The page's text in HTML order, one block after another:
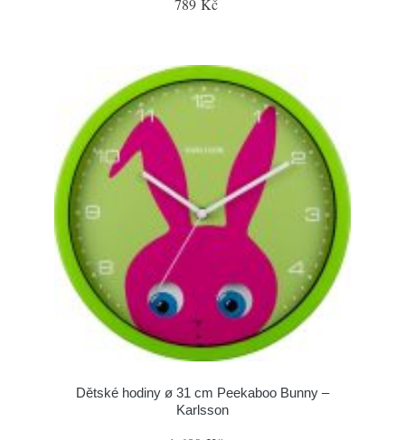
789 Kč
Dětské hodiny ø 31 cm Peekaboo Bunny –
Karlsson